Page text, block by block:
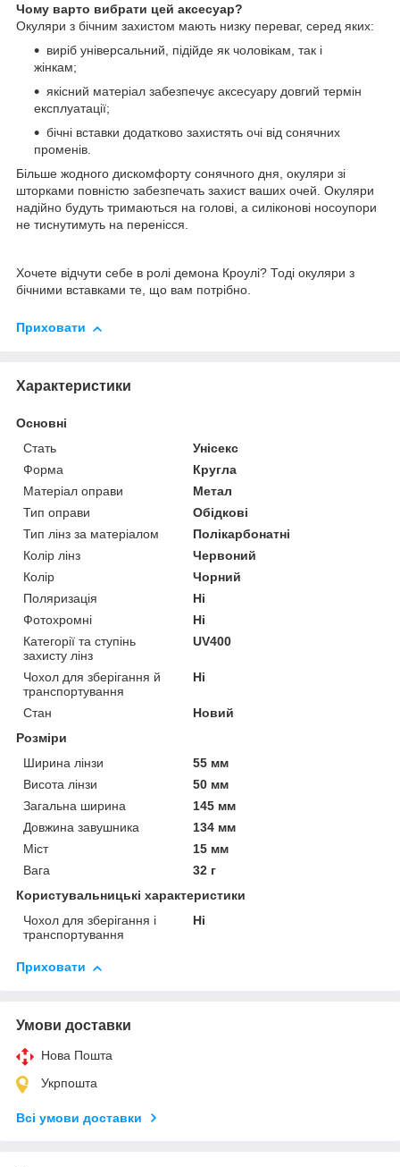
Чому варто вибрати цей аксесуар?
Окуляри з бічним захистом мають низку переваг, серед яких:
виріб універсальний, підійде як чоловікам, так і
жінкам;
якісний матеріал забезпечує аксесуару довгий термін
експлуатації;
бічні вставки додатково захистять очі від сонячних
променів.
Більше жодного дискомфорту сонячного дня, окуляри зі
шторками повністю забезпечать захист ваших очей. Окуляри
надійно будуть тримаються на голові, а силіконові носоупори
не тиснутимуть на перенісся.
Хочете відчути себе в ролі демона Кроулі? Тоді окуляри з
бічними вставками те, що вам потрібно.
Приховати
Характеристики
Основні
Стать
Унісекс
Форма
Кругла
Матеріал оправи
Метал
Тип оправи
Обідкові
Тип лінз за матеріалом
Полікарбонатні
Колір лінз
Червоний
Колір
Чорний
Поляризація
Ні
Фотохромні
Ні
Категорії та ступінь
захисту лінз
UV400
Чохол для зберігання й
транспортування
Ні
Стан
Новий
Розміри
Ширина лінзи
55 мм
Висота лінзи
50 мм
Загальна ширина
145 мм
Довжина завушника
134 мм
Міст
15 мм
Вага
32 г
Користувальницькі характеристики
Чохол для зберігання і
транспортування
Ні
Приховати
Умови доставки
Нова Пошта
Укрпошта
Всі умови доставки